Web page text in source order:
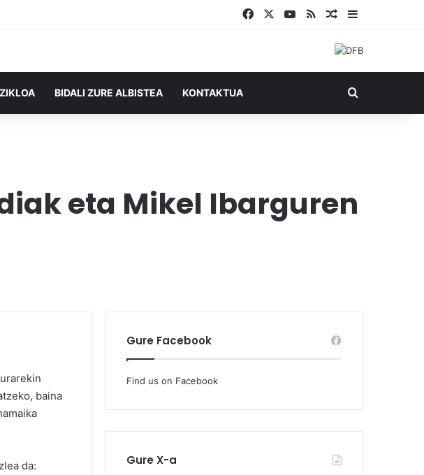
Facebook YouTube
RSS Ausazko
BIDALI ZURE ALBISTEA KONTAKTUA Bilatu
eta Mikel Ibarguren
baina
da:
Gure Facebook
Find us on Facebook
Gure X-a